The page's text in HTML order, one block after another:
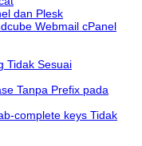
dan Plesk
Webmail cPanel
Tidak Sesuai
Tanpa Prefix pada
complete keys Tidak